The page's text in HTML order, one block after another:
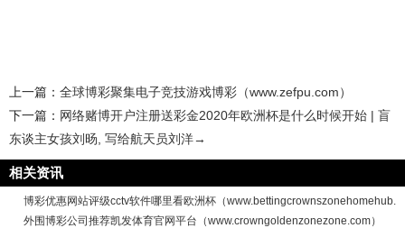
上一篇： 全球博彩聚集电子竞技游戏博彩（www.zefpu.com）
下一篇： 网络赌博开户注册送彩金2020年欧洲杯是什么时候开始 | 盲
东谈主女孩刘旸, 写给航天员刘洋→
相关资讯
博彩优惠网站评级cctv软件哪里看欧洲杯（www.bettingcrownszonehomehub.
外围博彩公司推荐凯发体育官网平台（www.crowngoldenzonezone.com）